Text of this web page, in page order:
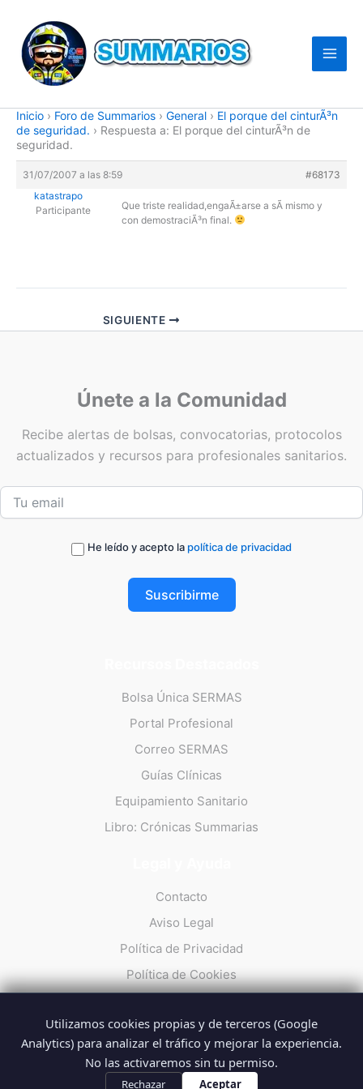
contenido
Inicio › Foro de Summarios › General › El porque del cinturÃ³n
de seguridad. › Respuesta a: El porque del cinturÃ³n de
seguridad.
31/07/2007 a las 8:59
#68173
katastrapo
Participante
Que triste realidad,engaÃ±arse a sÃ­ mismo y
con demostraciÃ³n final.
SIGUIENTE
Únete a la Comunidad
Recibe alertas de bolsas, convocatorias, protocolos
actualizados y recursos para profesionales sanitarios.
He leído y acepto la política de privacidad
Suscribirme
Bolsa Única SERMAS
Portal Profesional
Correo SERMAS
Guías Clínicas
Equipamiento Sanitario
Libro: Crónicas Summarias
Contacto
Aviso Legal
Política de Privacidad
Política de Cookies
© 2026 Summarios · La web no oficial de los profesionales del
SUMMA 112
Utilizamos cookies propias y de terceros (Google
Analytics) para analizar el tráfico y mejorar la experiencia.
No las activaremos sin tu permiso.
Rechazar Aceptar